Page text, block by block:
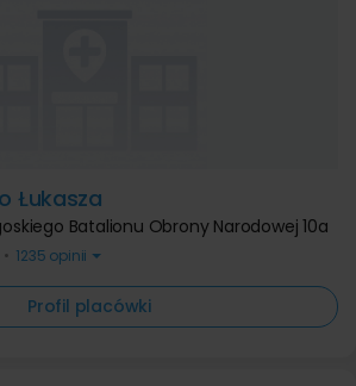
Łukasza
Batalionu Obrony Narodowej 10a
• 1235 opinii
Profil placówki